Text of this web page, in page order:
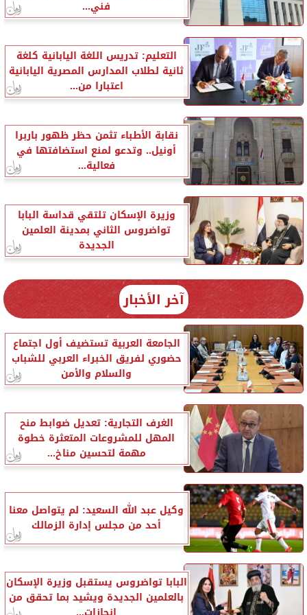
فني...
التعليم: تدريس اللغة اليابانية كلغة
ثانية لطلاب المدارس المصرية اليابانية
اعتبارا من...
نقابة الأطباء تثمن حظر ظهور باربرا
أونيل.. وتدعو لمنع استضافتها في
فعالية...
وزيرة الإسكان تلتقي قداسة البابا
تواضروس الثاني بمدينة العلمين
الجديدة
آخر الأخبار
الجامعة العربية تستضيف أول اجتماع
حضوري لفريق الخبراء العربي للشباب
والسلام والأمن
الغرف التجارية: تعديل ضوابط منح
المهل للمشروعات المتعثرة خطوة
مهمة لتحسين مناخ...
وكيل عبد الله السعيد: لم يتواصل معنا
أحد من مجلس إدارة الزمالك
البابا تواضروس يستقبل وزيرة الإسكان
بالعلمين الجديدة ويشيد بما تحقق من